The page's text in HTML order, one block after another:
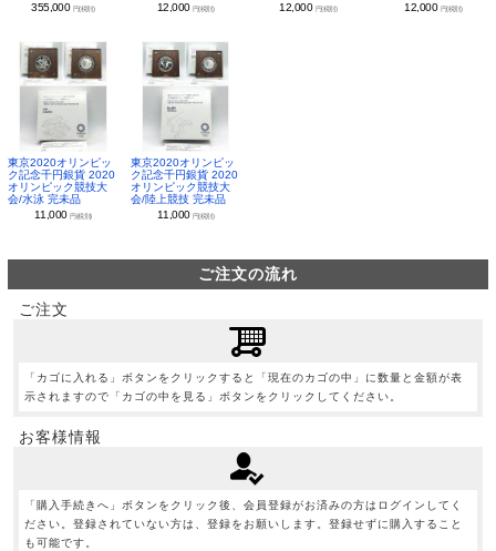
355,000 円(税別)
12,000 円(税別)
12,000 円(税別)
12,000 円(税別)
東京2020オリンピッ
ク記念千円銀貨 2020
オリンピック競技大
会/水泳 完未品
11,000円(税別)
東京2020オリンピッ
ク記念千円銀貨 2020
オリンピック競技大
会/陸上競技 完未品
11,000 円(税別)
ご注文の流れ
ご注文
「カゴに入れる」ボタンをクリックすると「現在のカゴの中」に数量と金額が表
示されますので「カゴの中を見る」ボタンをクリックしてください。
お客様情報
「購入手続きへ」ボタンをクリック後、会員登録がお済みの方はログインしてく
ださい。登録されていない方は、登録をお願いします。登録せずに購入すること
も可能です。